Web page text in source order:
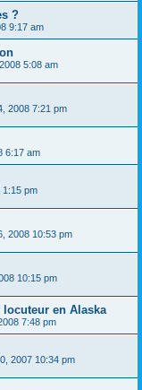
?
9:17 am
5:08 am
2008 7:21 pm
6:17 am
1:15 pm
2008 10:53 pm
10:15 pm
locuteur en Alaska
7:48 pm
2007 10:34 pm